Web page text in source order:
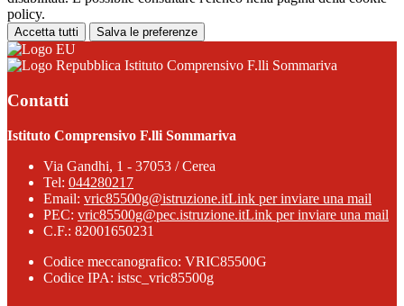
policy.
Accetta tutti Salva le preferenze
Istituto Comprensivo F.lli Sommariva
Contatti
Istituto Comprensivo F.lli Sommariva
Via Gandhi, 1 - 37053 / Cerea
Tel: 044280217
Email: vric85500g@istruzione.itLink per inviare una mail
PEC: vric85500g@pec.istruzione.itLink per inviare una mail
C.F.: 82001650231
Codice meccanografico: VRIC85500G
Codice IPA: istsc_vric85500g